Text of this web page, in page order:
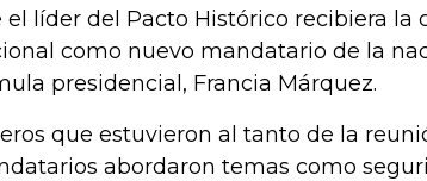
el líder del Pacto Histórico recibiera la
como nuevo mandatario de la
presidencial, Francia Márquez.
que estuvieron al tanto de la
abordaron temas como